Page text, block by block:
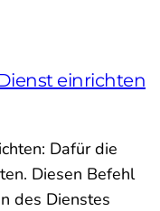
einrichten
Dafür die
Diesen Befehl
des Dienstes